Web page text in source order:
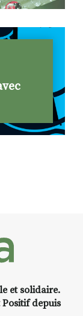
et solidaire.
depuis